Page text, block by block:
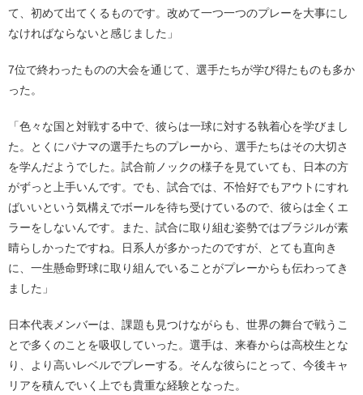
て、初めて出てくるものです。改めて一つ一つのプレーを大事にし
なければならないと感じました」
7位で終わったものの大会を通じて、選手たちが学び得たものも多か
った。
「色々な国と対戦する中で、彼らは一球に対する執着心を学びまし
た。とくにパナマの選手たちのプレーから、選手たちはその大切さ
を学んだようでした。試合前ノックの様子を見ていても、日本の方
がずっと上手いんです。でも、試合では、不恰好でもアウトにすれ
ばいいという気構えでボールを待ち受けているので、彼らは全くエ
ラーをしないんです。また、試合に取り組む姿勢ではブラジルが素
晴らしかったですね。日系人が多かったのですが、とても直向き
に、一生懸命野球に取り組んでいることがプレーからも伝わってき
ました」
日本代表メンバーは、課題も見つけながらも、世界の舞台で戦うこ
とで多くのことを吸収していった。選手は、来春からは高校生とな
り、より高いレベルでプレーする。そんな彼らにとって、今後キャ
リアを積んでいく上でも貴重な経験となった。